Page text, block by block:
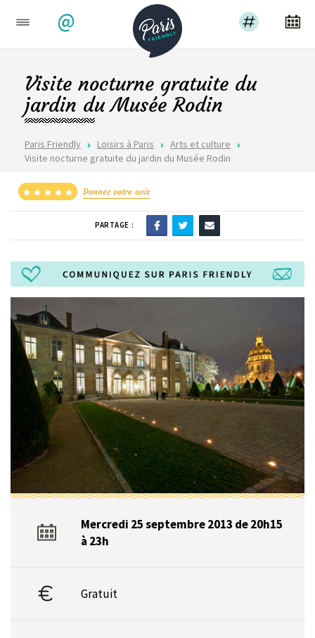
@
Paris Friendly Loisirs à Paris
Arts et culture
Visite nocturne gratuite du jardin du Musée Rodin
Visite nocturne gratuite du
jardin du Musée Rodin
Donnez votre avis
PARTAGE :
Mercredi 25 septembre 2013 de 20h15
à 23h
Gratuit